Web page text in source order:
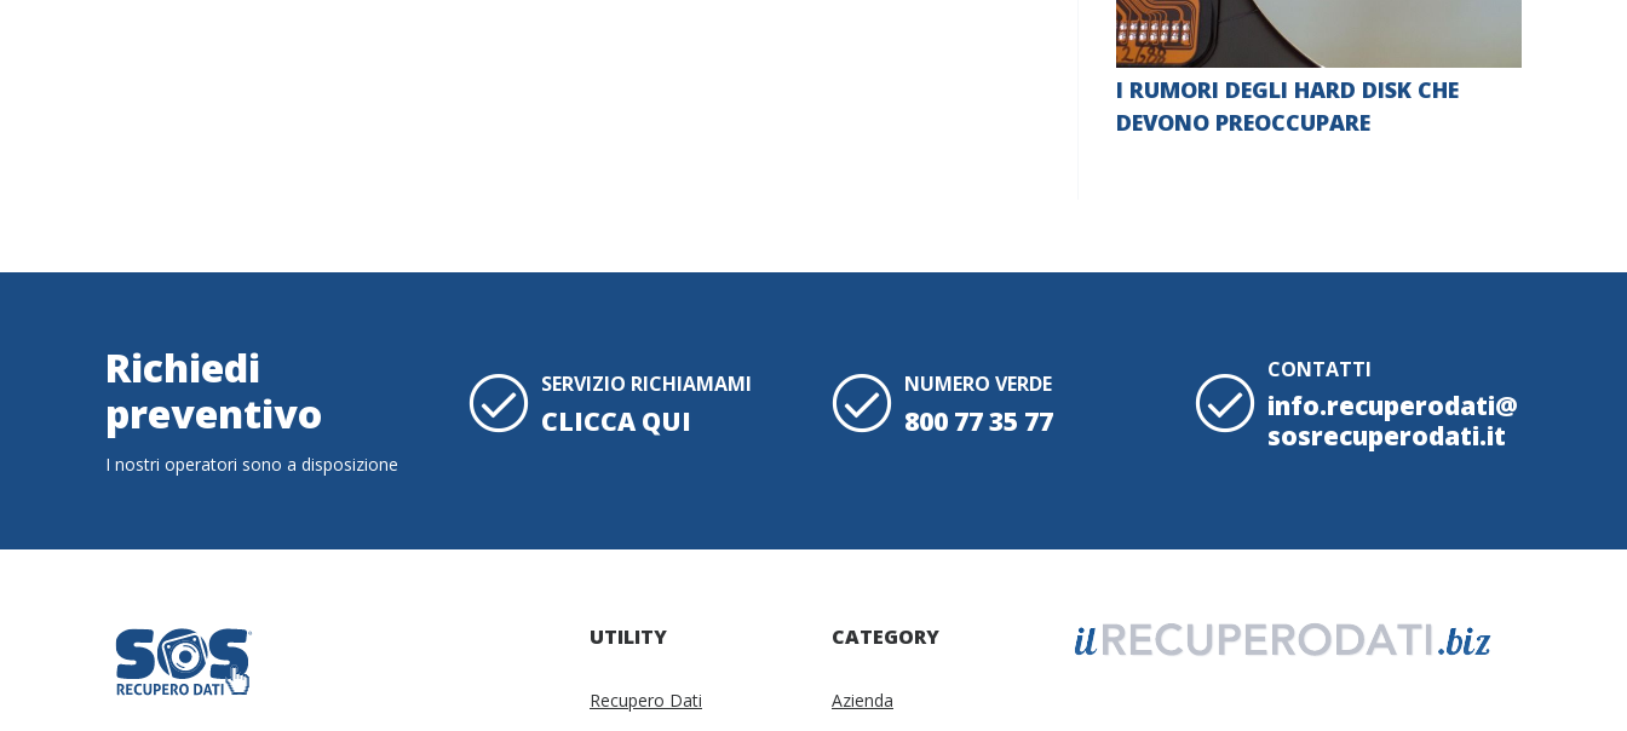
I RUMORI DEGLI HARD DISK CHE
DEVONO PREOCCUPARE
Richiedi
preventivo
I nostri operatori sono a disposizione
SERVIZIO RICHIAMAMI
CLICCA QUI
NUMERO VERDE
800 77 35 77
CONTATTI
info.recuperodati@
sosrecuperodati.it
UTILITY
Recupero Dati
CATEGORY
Azienda